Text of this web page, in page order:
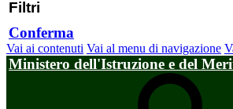
Filtri
Conferma
Vai ai contenuti Vai al menu di navigazione
Ministero dell'Istruzione e del